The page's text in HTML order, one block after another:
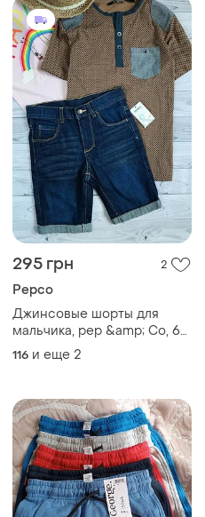
295 грн 2
Pepco
Джинсовые шорты для
мальчика, pep &amp; Co, 6-
7 лет
116 и еще 2